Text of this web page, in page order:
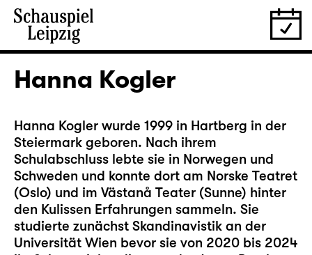
Hanna Kogler
Hanna Kogler wurde 1999 in Hartberg in der
Steiermark geboren. Nach ihrem
Schulabschluss lebte sie in Norwegen und
Schweden und konnte dort am Norske Teatret
(Oslo) und im Västanå Teater (Sunne) hinter
den Kulissen Erfahrungen sammeln. Sie
studierte zunächst Skandinavistik an der
Universität Wien bevor sie von 2020 bis 2024